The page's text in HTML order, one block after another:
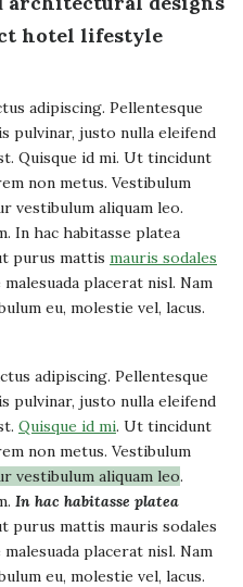
hotel lifestyle
adipiscing. Pellentesque
pulvinar, justo nulla eleifend
Quisque id mi. Ut tincidunt
non metus. Vestibulum
vestibulum aliquam leo.
In hac habitasse platea
purus mattis mauris sodales
placerat nisl. Nam
eu, molestie vel, lacus.
adipiscing. Pellentesque
pulvinar, justo nulla eleifend
Quisque id mi. Ut tincidunt
non metus. Vestibulum
vestibulum aliquam leo.
In hac habitasse platea
purus mattis mauris sodales
placerat nisl. Nam
eu, molestie vel, lacus.